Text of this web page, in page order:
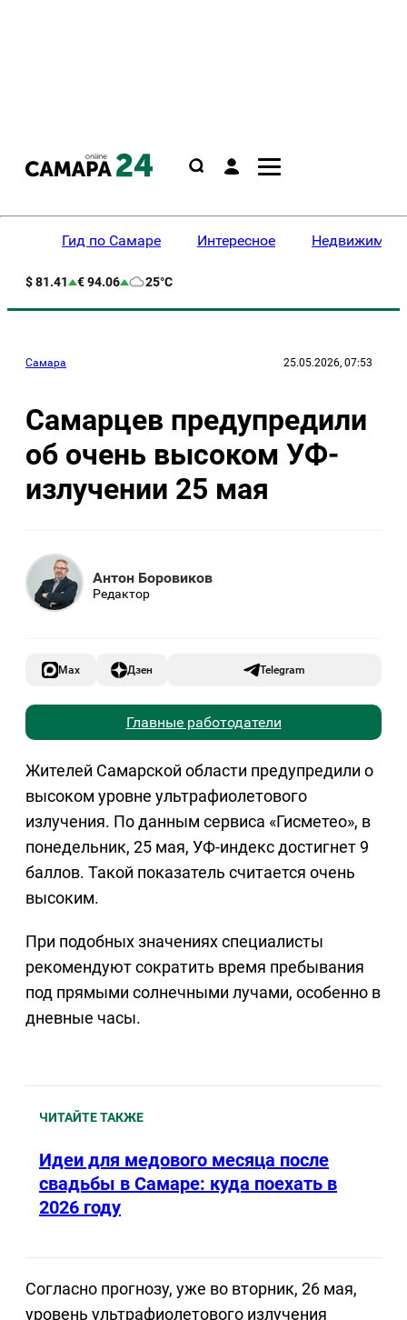
Гид по Самаре Интересное
$ 81.41 € 94.06 25°C
Самара 25.05.2026, 07:53
Самарцев предупредили
об очень высоком УФ-
излучении 25 мая
Антон Боровиков
Редактор
Max Дзен Telegram
Главные работодатели
Жителей Самарской области предупредили о
высоком уровне ультрафиолетового
излучения. По данным сервиса «Гисметео», в
понедельник, 25 мая, УФ-индекс достигнет 9
баллов. Такой показатель считается очень
высоким.
При подобных значениях специалисты
рекомендуют сократить время пребывания
под прямыми солнечными лучами, особенно в
дневные часы.
ЧИТАЙТЕ ТАКЖЕ
Идеи для медового месяца после
свадьбы в Самаре: куда поехать в
2026 году
Согласно прогнозу, уже во вторник, 26 мая,
уровень ультрафиолетового излучения